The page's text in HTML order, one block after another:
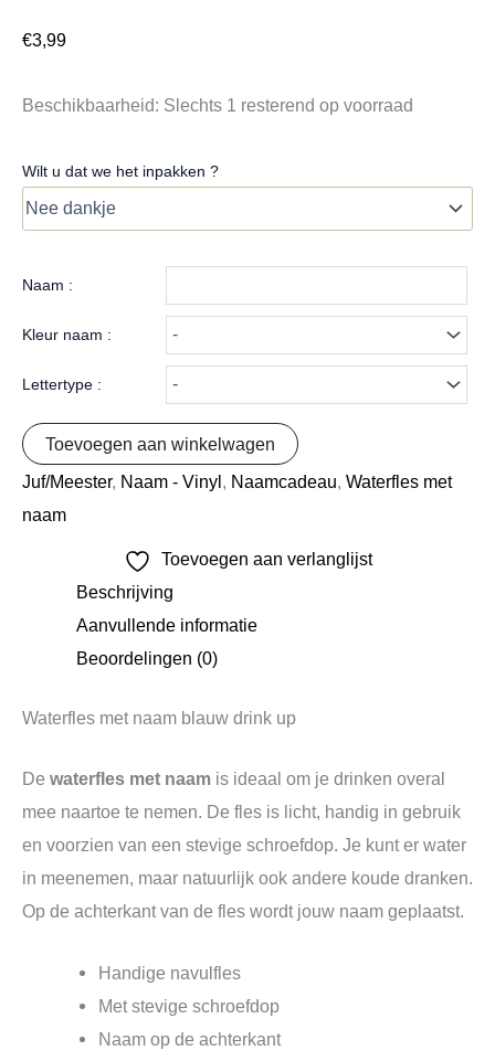
€3,99
Beschikbaarheid: Slechts 1 resterend op voorraad
Wilt u dat we het inpakken ?
Naam :
Kleur naam :
Lettertype :
Toevoegen aan winkelwagen
Juf/Meester, Naam - Vinyl, Naamcadeau, Waterfles met
naam
Toevoegen aan verlanglijst
Beschrijving
Aanvullende informatie
Beoordelingen (0)
Waterfles met naam blauw drink up
De waterfles met naam is ideaal om je drinken overal
mee naartoe te nemen. De fles is licht, handig in gebruik
en voorzien van een stevige schroefdop. Je kunt er water
in meenemen, maar natuurlijk ook andere koude dranken.
Op de achterkant van de fles wordt jouw naam geplaatst.
Handige navulfles
Met stevige schroefdop
Naam op de achterkant